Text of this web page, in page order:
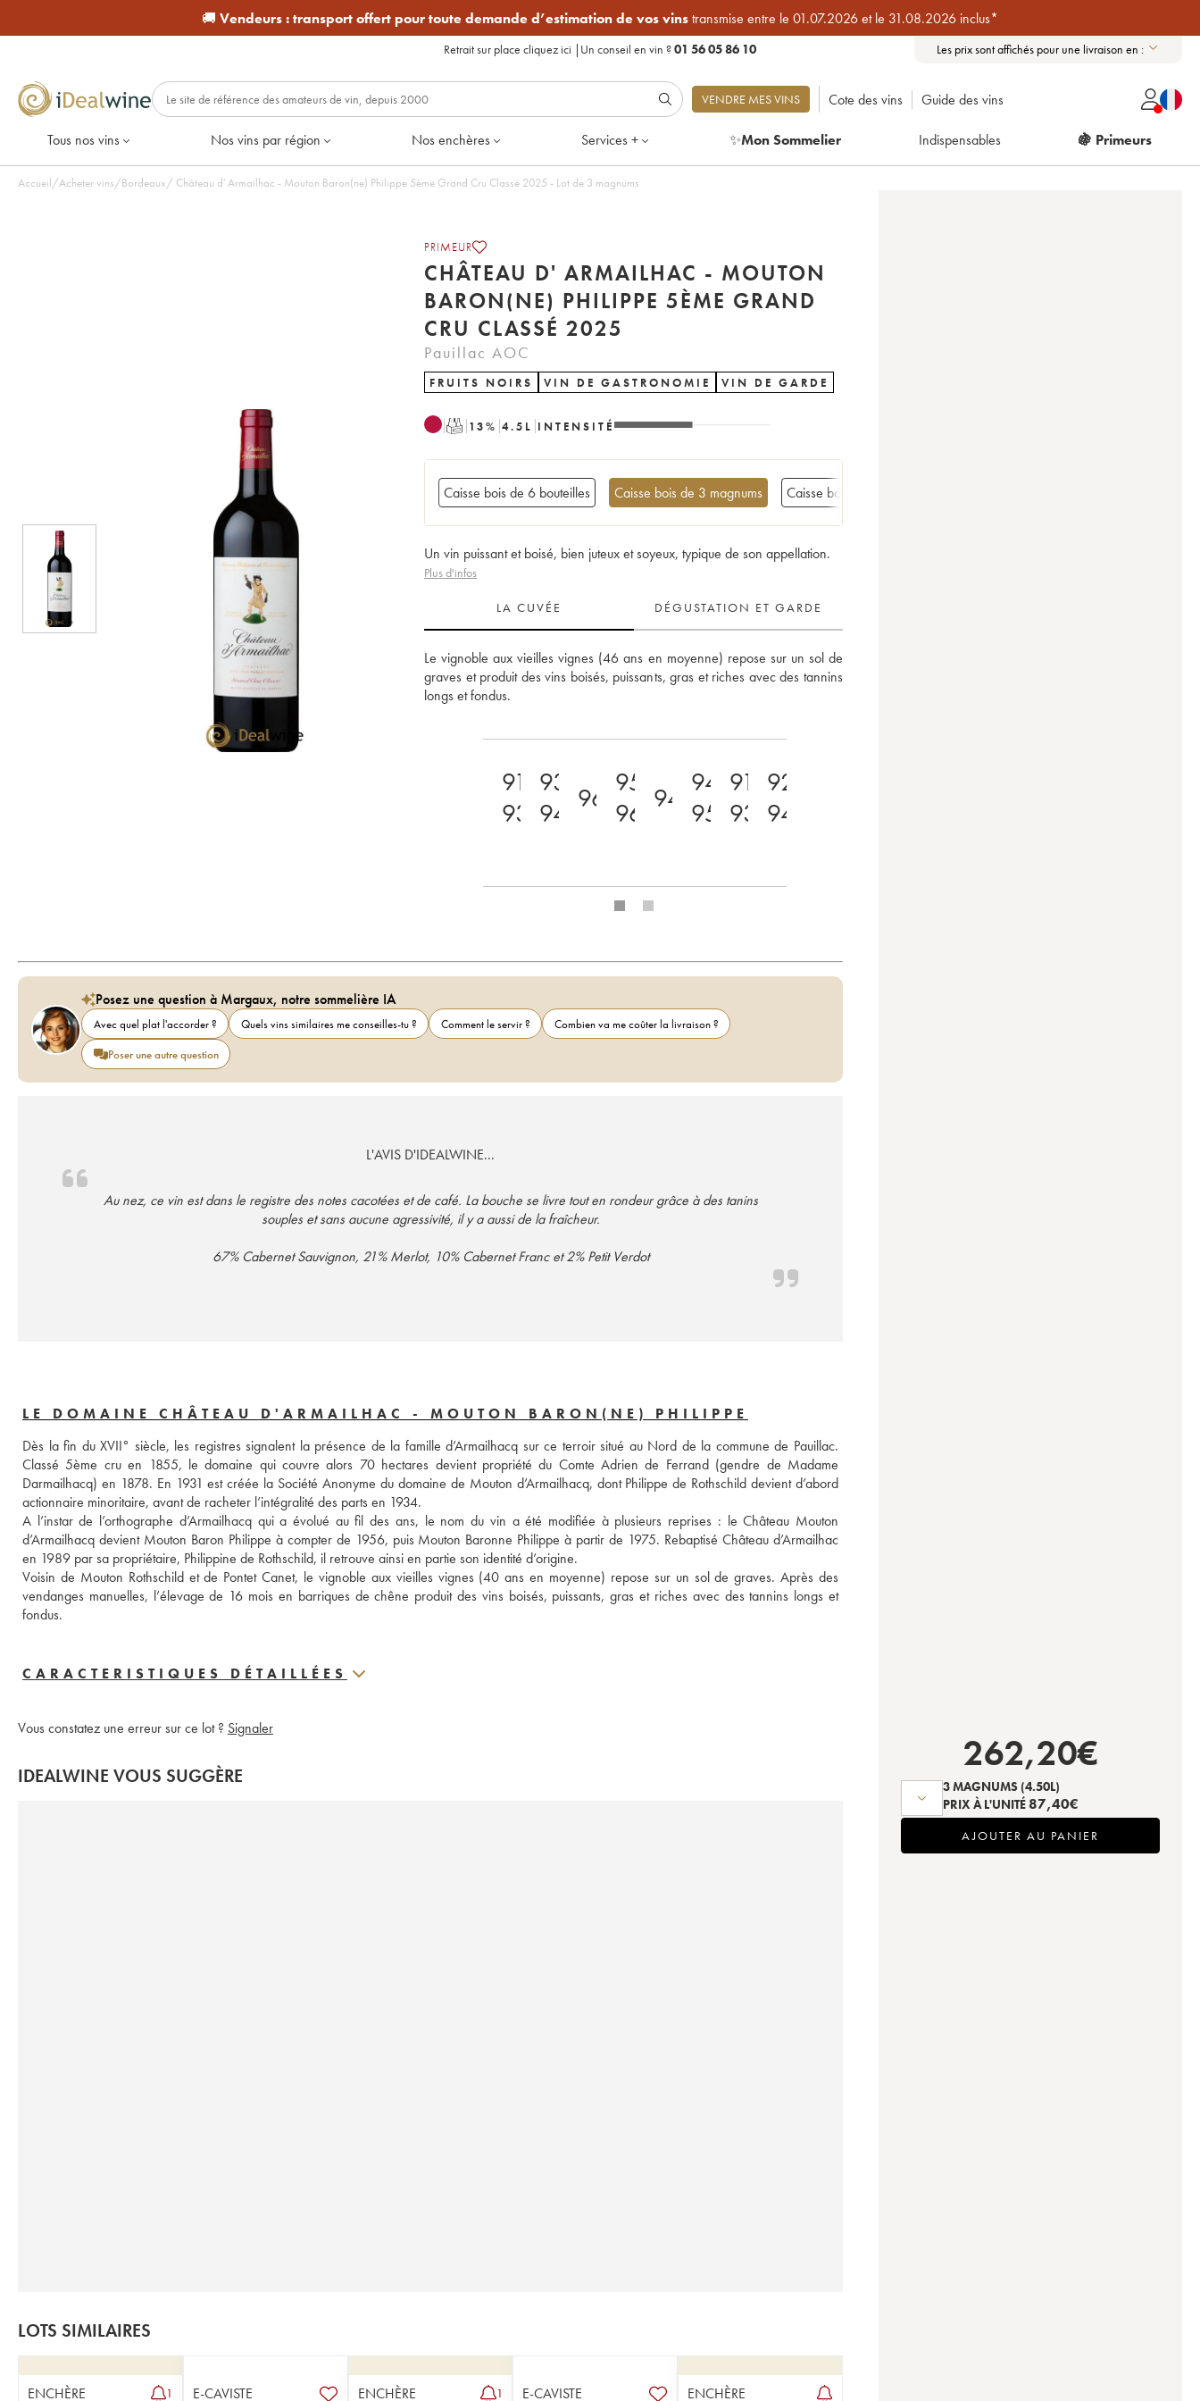
🚚 Vendeurs :transport offert pour toute demande d’estimation de vos vinstransmise entre le 01.07.2026 et le 31.08.2026 inclus*
Retrait sur place cliquez ici | Un conseil en vin ?01 56 05 86 10 Les prix sont affichés pour une livraison en :
VENDRE MES VINS Cote des vins Guide des vins
Tous nos vins Nos vins par région Nos enchères Services + ✨Mon Sommelier Indispensables 🍇 Primeurs
Accueil/Acheter vins/Bordeaux/ Château d' Armailhac - Mouton Baron(ne) Philippe 5ème Grand Cru Classé 2025 - Lot de 3 magnums
PRIMEUR
CHÂTEAU D' ARMAILHAC - MOUTON
BARON(NE) PHILIPPE 5ÈME GRAND
CRU CLASSÉ 2025
Pauillac AOC
FRUITS NOIRS VIN DE GASTRONOMIE VIN DE GARDE
T 13% 4.5 L INTENSITÉ
Caisse bois de 6 bouteilles Caisse bois de 3 magnums Caisse bois de 1 double magnum
Un vin puissant et boisé, bien juteux et soyeux, typique de son appellation.
Plus d'infos
LA CUVÉE DÉGUSTATION ET GARDE
Le vignoble aux vieilles vignes (46 ans en moyenne) repose sur un sol de
graves et produit des vins boisés, puissants, gras et riches avec des tannins
longs et fondus.
91-
93
93-
94
96
95-
96
94
94-
95
91-
93
92-
94
Posez une question à Margaux, notre sommelière IA
Avec quel plat l'accorder ? Quels vins similaires me conseilles-tu ? Comment le servir ?
Combien va me coûter la livraison ?
Poser une autre question
L'AVIS D'IDEALWINE...
Au nez, ce vin est dans le registre des notes cacotées et de café. La bouche se livre tout en rondeur grâce à des tanins
souples et sans aucune agressivité, il y a aussi de la fraîcheur.
67% Cabernet Sauvignon, 21% Merlot, 10% Cabernet Franc et 2% Petit Verdot
LE DOMAINE CHÂTEAU D'ARMAILHAC - MOUTON BARON(NE) PHILIPPE
Dès la fin du XVII° siècle, les registres signalent la présence de la famille d’Armailhacq sur ce terroir situé au Nord de la commune de Pauillac.
Classé 5ème cru en 1855, le domaine qui couvre alors 70 hectares devient propriété du Comte Adrien de Ferrand (gendre de Madame
Darmailhacq) en 1878. En 1931 est créée la Société Anonyme du domaine de Mouton d’Armailhacq, dont Philippe de Rothschild devient d’abord
actionnaire minoritaire, avant de racheter l’intégralité des parts en 1934.
A l’instar de l’orthographe d’Armailhacq qui a évolué au fil des ans, le nom du vin a été modifiée à plusieurs reprises : le Château Mouton
d’Armailhacq devient Mouton Baron Philippe à compter de 1956, puis Mouton Baronne Philippe à partir de 1975. Rebaptisé Château d’Armailhac
en 1989 par sa propriétaire, Philippine de Rothschild, il retrouve ainsi en partie son identité d’origine.
Voisin de Mouton Rothschild et de Pontet Canet, le vignoble aux vieilles vignes (40 ans en moyenne) repose sur un sol de graves. Après des
vendanges manuelles, l’élevage de 16 mois en barriques de chêne produit des vins boisés, puissants, gras et riches avec des tannins longs et
fondus.
CARACTERISTIQUES DÉTAILLÉES
Vous constatez une erreur sur ce lot ? Signaler
IDEALWINE VOUS SUGGÈRE
LOTS SIMILAIRES
ENCHÈRE 1 E-CAVISTE ENCHÈRE 1 E-CAVISTE ENCHÈRE
262,20€
3 MAGNUMS (4.50L)
PRIX À L'UNITÉ 87,40€
AJOUTER AU PANIER